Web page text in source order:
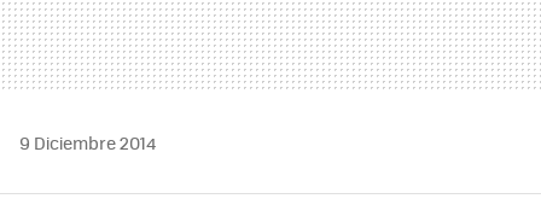
9 Diciembre 2014